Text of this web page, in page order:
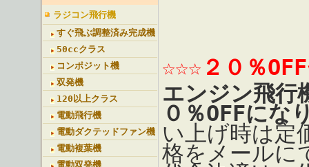
ラジコン飛行機
すぐ飛ぶ調整済み完成機
50ccクラス
コンポジット機
双発機
120以上クラス
電動飛行機
電動ダクテッドファン機
電動複葉機
電動双発機
☆☆☆２０％
エンジン飛行
０％OFFにな
い上げ時は定
格をメールに